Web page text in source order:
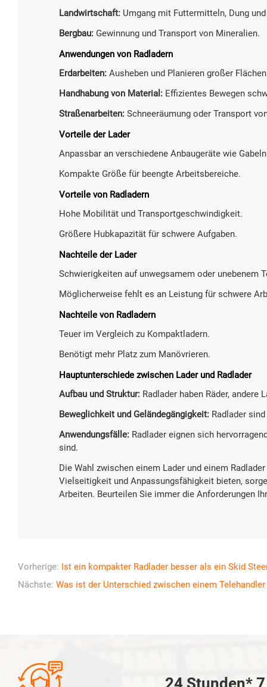
Landwirtschaft: Umgang mit Futtermitteln, Dung
Bergbau: Gewinnung und Transport von Mineralien.
Anwendungen von Radladern
Erdarbeiten: Ausheben und Planieren großer
Handhabung von Material: Effizientes Bewegen
Straßenarbeiten: Schneeräumung oder Transport
Vorteile der Lader
Anpassbar an verschiedene Anbaugeräte wie
Kompakte Größe für beengte Arbeitsbereiche.
Vorteile von Radladern
Hohe Mobilität und Transportgeschwindigkeit.
Größere Hubkapazität für schwere Aufgaben.
Nachteile der Lader
Schwierigkeiten auf unwegsamem oder unebenem
Möglicherweise fehlt es an Leistung für schwere
Nachteile von Radladern
Teuer im Vergleich zu Kompaktladern.
Benötigt mehr Platz zum Manövrieren.
Hauptunterschiede zwischen Lader und Radlader
Aufbau und Struktur: Radlader haben Räder, andere
Beweglichkeit und Geländegängigkeit: Radlader
Anwendungsfälle: Radlader eignen sich
sind.
Die Wahl zwischen einem Lader und einem
Vielseitigkeit und Anpassungsfähigkeit bieten,
Arbeiten. Beurteilen Sie immer die Anforderungen
Vorherige: Ist ein kompakter Radlader besser als ein Skid
Nächste: Was ist der Unterschied zwischen einem
24 Stunden*